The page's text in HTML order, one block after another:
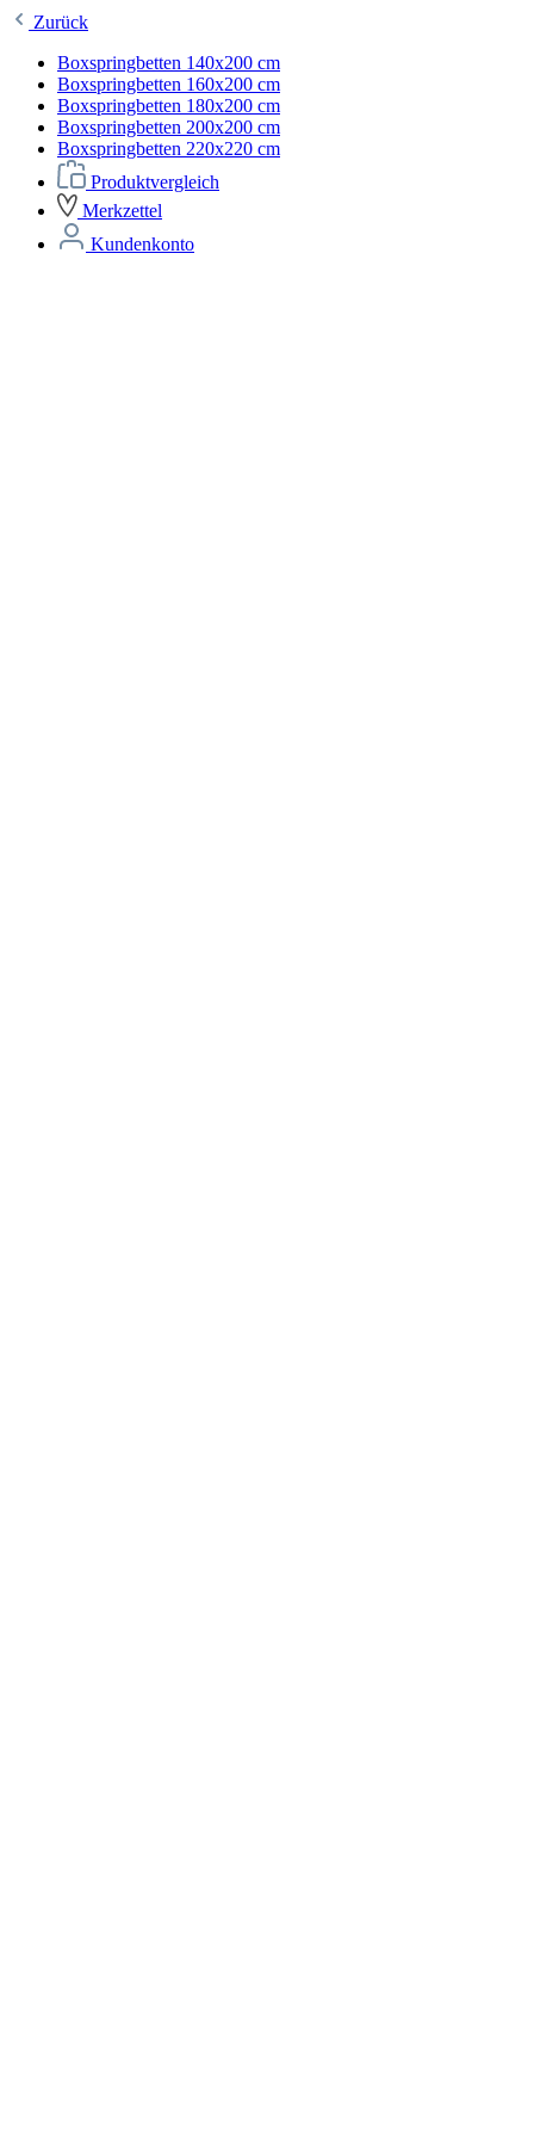
Zurück
Boxspringbetten 140x200 cm
Boxspringbetten 160x200 cm
Boxspringbetten 180x200 cm
Boxspringbetten 200x200 cm
Boxspringbetten 220x220 cm
Produktvergleich
Merkzettel
Kundenkonto